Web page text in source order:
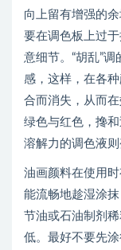
向上留有增强的
要在调色板上过
意细节。“胡乱”
感，这样，在各
合而消失，从而
绿色与红色，搀
溶解力的调色液则
油画颜料在使用
能流畅地趁湿涂
节油或石油制剂
低。最好不要先